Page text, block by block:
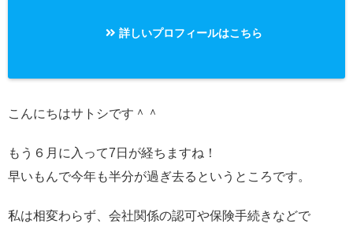
詳しいプロフィールはこちら
こんにちはサトシです＾＾
もう６月に入って7日が経ちますね！
早いもんで今年も半分が過ぎ去るというところです。
私は相変わらず、会社関係の認可や保険手続きなどで